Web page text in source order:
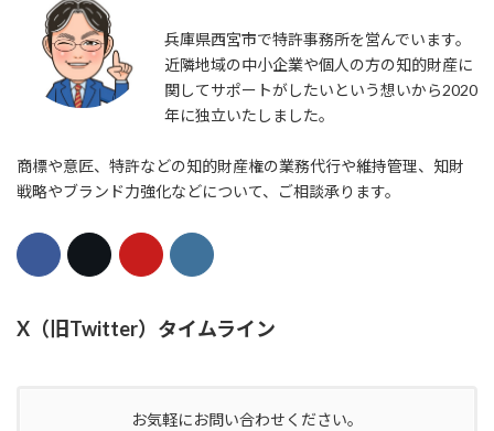
兵庫県西宮市で特許事務所を営んでいます。
近隣地域の中小企業や個人の方の知的財産に
関してサポートがしたいという想いから2020
年に独立いたしました。
商標や意匠、特許などの知的財産権の業務代行や維持管理、知財
戦略やブランド力強化などについて、ご相談承ります。
X（旧Twitter）タイムライン
お気軽にお問い合わせください。